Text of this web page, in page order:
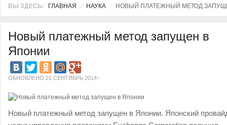
ВЫ ЗДЕСЬ: ГЛАВНАЯ НАУКА НОВЫЙ ПЛАТЕЖНЫЙ МЕТОД
Новый платежный метод запущен в
Японии
ОБНОВЛЕНО 21 СЕНТЯБРЬ 2014
Новый платежный метод запущен в Японии. Японский